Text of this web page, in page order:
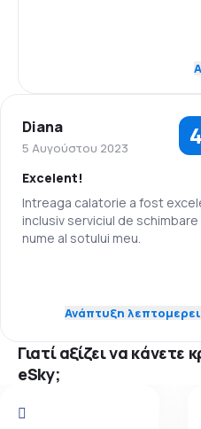
Δίκτυο πτήσεων
Τιμή εισιτηρίου
Άνεση ταξιδιού
Γεύματα
Diana
5 Αυγούστου 2023
Excelent!
Intreaga calatorie a fost
inclusiv serviciul de schimbare
nume al sotului meu.
Ακρίβεια
Δίκτυο πτήσεων
Ανάπτυξη
Γιατί αξίζει να
eSky;